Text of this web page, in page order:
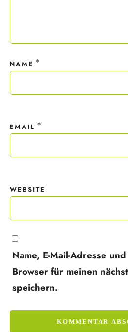
NAME *
EMAIL *
WEBSITE
Name, E-Mail-Adresse
Browser für meinen
speichern.